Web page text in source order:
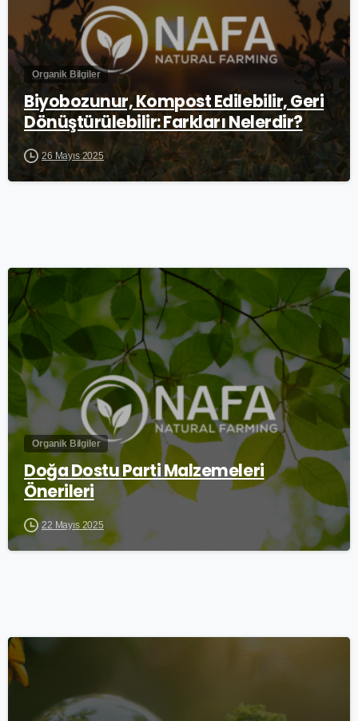
Organik Bilgiler
Biyobozunur, Kompost Edilebilir, Geri
Dönüştürülebilir: Farkları Nelerdir?
26 Mayıs 2025
0
Organik Bilgiler
Doğa Dostu Parti Malzemeleri
Önerileri
22 Mayıs 2025